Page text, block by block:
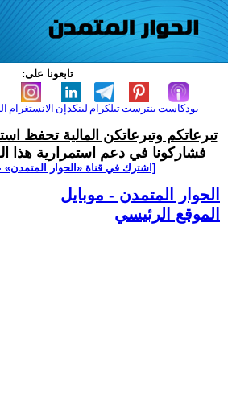
تابعونا على:
الانستغرام لينكدإن تيلكرامبنترست بودكاست
تبرعاتكم وتبرعاتكن المالية تحفظ
فشاركونا في دعم استمرارية هذا
[اشترك في قناة ‫«الحوار المتمدن»
الحوار المتمدن - موبايل
الموقع الرئيسي